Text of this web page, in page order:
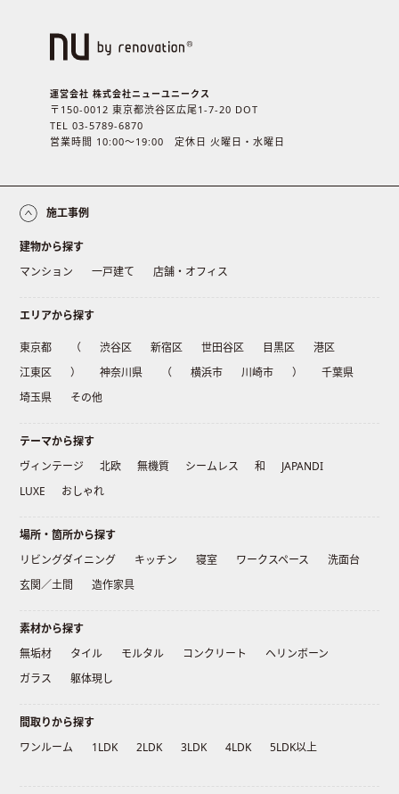
運営会社 株式会社ニューユニークス
〒150-0012 東京都渋谷区広尾1-7-20 DOT
TEL 03-5789-6870
営業時間 10:00〜19:00 定休日 火曜日・水曜日
施工事例
建物から探す
マンション
一戸建て 店舗・オフィス
エリアから探す
東京都 （ 渋谷区 新宿区 世田谷区 目黒区
港区
江東区
） 神奈川県 （ 横浜市 川崎市 ）
千葉県
埼玉県
その他
テーマから探す
ヴィンテージ
北欧 無機質 シームレス 和
JAPANDI
LUXE
おしゃれ
場所・箇所から探す
リビングダイニング
キッチン 寝室 ワークスペース
洗面台
玄関／土間
造作家具
素材から探す
無垢材
タイル モルタル コンクリート
ヘリンボーン
ガラス
躯体現し
間取りから探す
ワンルーム
1LDK 2LDK 3LDK 4LDK 5LDK以上